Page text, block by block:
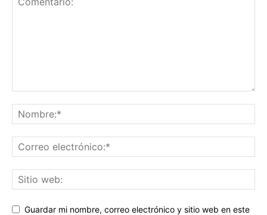
Guardar mi nombre, correo electrónico y sitio web en este